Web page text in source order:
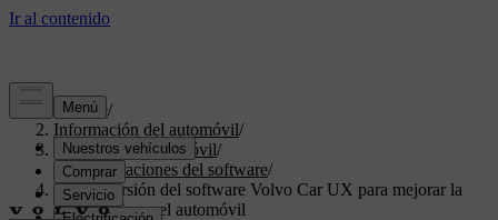
Soporte/
Información del automóvil/
Software del automóvil/
Actualizaciones del software/
Nueva versión del software Volvo Car UX para mejorar la
experiencia en el automóvil